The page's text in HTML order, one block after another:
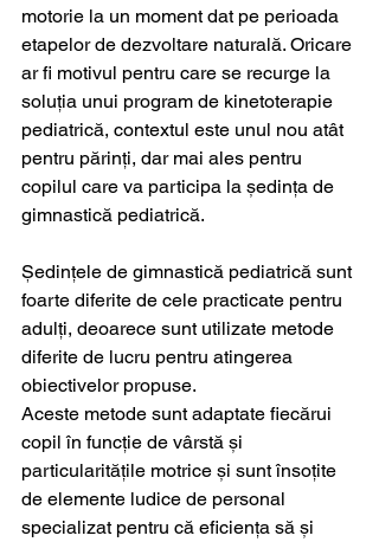
motorie la un moment dat pe perioada
etapelor de dezvoltare naturală. Oricare
ar fi motivul pentru care se recurge la
soluția unui program de kinetoterapie
pediatrică, contextul este unul nou atât
pentru părinți, dar mai ales pentru
copilul care va participa la ședința de
gimnastică pediatrică.
Ședințele de gimnastică pediatrică sunt
foarte diferite de cele practicate pentru
adulți, deoarece sunt utilizate metode
diferite de lucru pentru atingerea
obiectivelor propuse.
Aceste metode sunt adaptate fiecărui
copil în funcție de vârstă și
particularitățile motrice și sunt însoțite
de elemente ludice de personal
specializat pentru că eficiența să și